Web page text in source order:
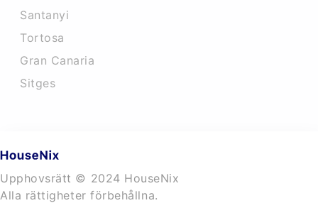
Santanyi
Tortosa
Gran Canaria
Sitges
Upphovsrätt © 2024 HouseNix
Alla rättigheter förbehållna.